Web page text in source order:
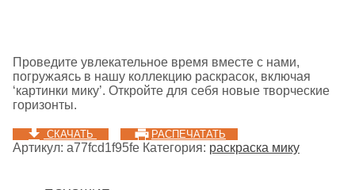
Проведите увлекательное время вместе с нами,
погружаясь в нашу коллекцию раскрасок, включая
‘картинки мику’. Откройте для себя новые творческие
горизонты.
СКАЧАТЬ РАСПЕЧАТАТЬ
Артикул: a77fcd1f95fe Категория: раскраска мику